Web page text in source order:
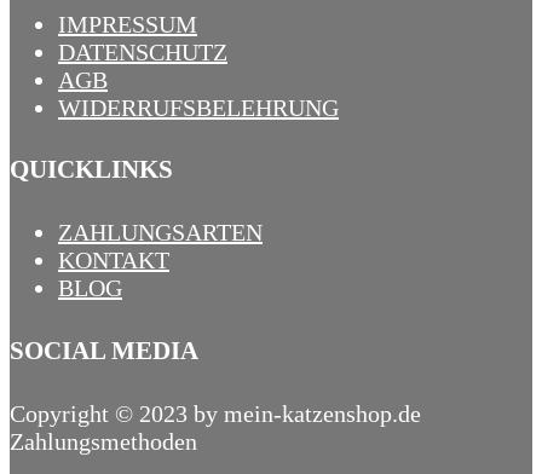
IMPRESSUM
DATENSCHUTZ
AGB
WIDERRUFSBELEHRUNG
QUICKLINKS
ZAHLUNGSARTEN
KONTAKT
BLOG
SOCIAL MEDIA
Copyright © 2023 by mein-katzenshop.de
Zahlungsmethoden